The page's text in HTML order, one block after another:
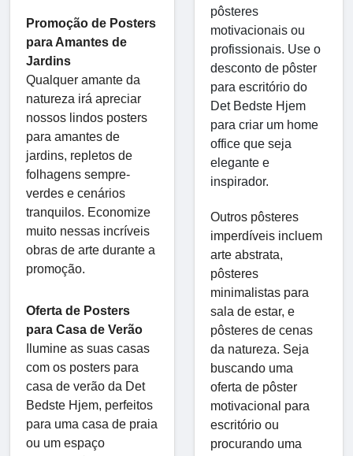
Promoção de Posters
para Amantes de
Jardins
Qualquer amante da
natureza irá apreciar
nossos lindos posters
para amantes de
jardins, repletos de
folhagens sempre-
verdes e cenários
tranquilos. Economize
muito nessas incríveis
obras de arte durante a
promoção.
Oferta de Posters
para Casa de Verão
Ilumine as suas casas
com os posters para
casa de verão da Det
Bedste Hjem, perfeitos
para uma casa de praia
ou um espaço
pôsteres
motivacionais ou
profissionais. Use o
desconto de pôster
para escritório do
Det Bedste Hjem
para criar um home
office que seja
elegante e
inspirador.
Outros pôsteres
imperdíveis incluem
arte abstrata,
pôsteres
minimalistas para
sala de estar, e
pôsteres de cenas
da natureza. Seja
buscando uma
oferta de pôster
motivacional para
escritório ou
procurando uma